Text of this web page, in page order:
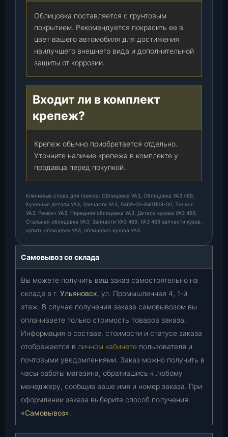
Облицовка поставляется с грунтовым
покрытием. Рекомендуется покрасить ее в
цвет вашего автомобиля для достижения
наилучшего внешнего вида и дополнительной
защиты от коррозии.
Входит ли в комплект
крепеж?
Крепеж обычно приобретается отдельно.
Уточните наличие крепежа в комплекте у
продавца перед покупкой.
Ключевые слова для поиска: Облицовка УАЗ, Облицовка УАЗ 469,
Кузовные детали УАЗ, Запчасти УАЗ, 0469-00-8401108-00, Тюнинг
УАЗ, Ремонт УАЗ, Передняя облицовка УАЗ, Детали кузова УАЗ 469,
Стальная облицовка УАЗ, Запчасти УАЗ 469, УАЗ 469 запчасти кузов,
купить облицовку УАЗ, облицовка кузова УАЗ
Самовывоз со склада
Вы можете получить ваш заказ самостоятельно на
складе в г. Ульяновск, ул. Промышленная 4, 1-й
этаж. В случае получения заказа самовывозом вы
оплачиваете только стоимость товаров заказа.
Информация о составе, стоимости и статусе заказа
отображается в личном кабинете пользователя и
почтовыми уведомлениями. Заказ можно получить в
часы работы магазина, обратившись к любому
менеджеру, сообщив ваше имя и номер заказа. При
оформлении заказа выберите способ получения:
«Самовывоз».